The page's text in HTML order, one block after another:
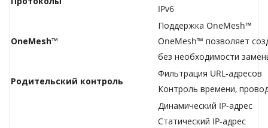
IPv6
OneMesh™
Поддержка OneMesh™
OneMesh™ позволяет
без необходимости
Родительский контроль
Фильтрация URL-адресов
Контроль времени,
Динамический IP-адрес
Статический IP-адрес